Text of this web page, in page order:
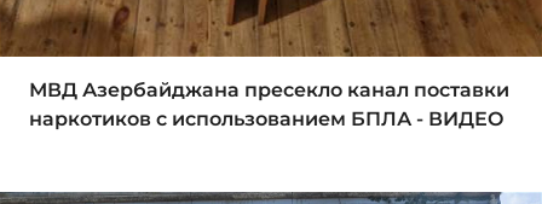
МВД Азербайджана пресекло канал поставки
наркотиков с использованием БПЛА - ВИДЕО